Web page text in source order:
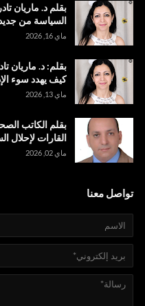
بقلم د. ماريان
السياسة من
ماي 16, 2026
بقلم: د. ماريان
كيف يهدد سوء
ماي 13, 2026
بقلم الكاتب
القارات لإحلال
ماي 02, 2026
تواصل معنا